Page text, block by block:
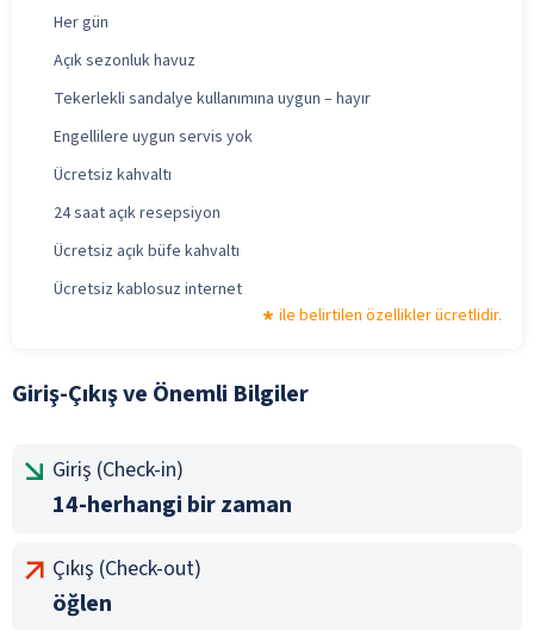
Her gün
Açık sezonluk havuz
Tekerlekli sandalye kullanımına uygun – hayır
Engellilere uygun servis yok
Ücretsiz kahvaltı
24 saat açık resepsiyon
Ücretsiz açık büfe kahvaltı
Ücretsiz kablosuz internet
ile belirtilen özellikler ücretlidir.
Giriş-Çıkış ve Önemli Bilgiler
Giriş (Check-in)
14-herhangi bir zaman
Çıkış (Check-out)
öğlen